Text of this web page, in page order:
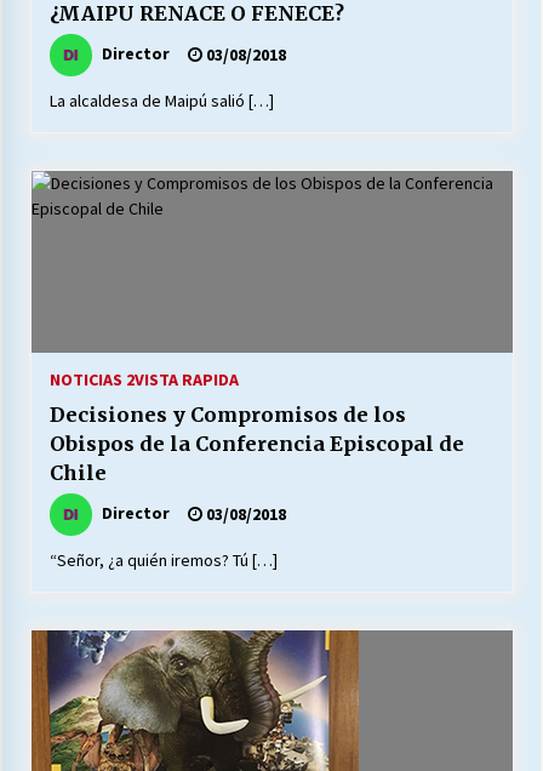
¿MAIPU RENACE O FENECE?
Director 03/08/2018
La alcaldesa de Maipú salió […]
NOTICIAS 2VISTA RAPIDA
Decisiones y Compromisos de los
Obispos de la Conferencia Episcopal de
Chile
Director 03/08/2018
“Señor, ¿a quién iremos? Tú […]